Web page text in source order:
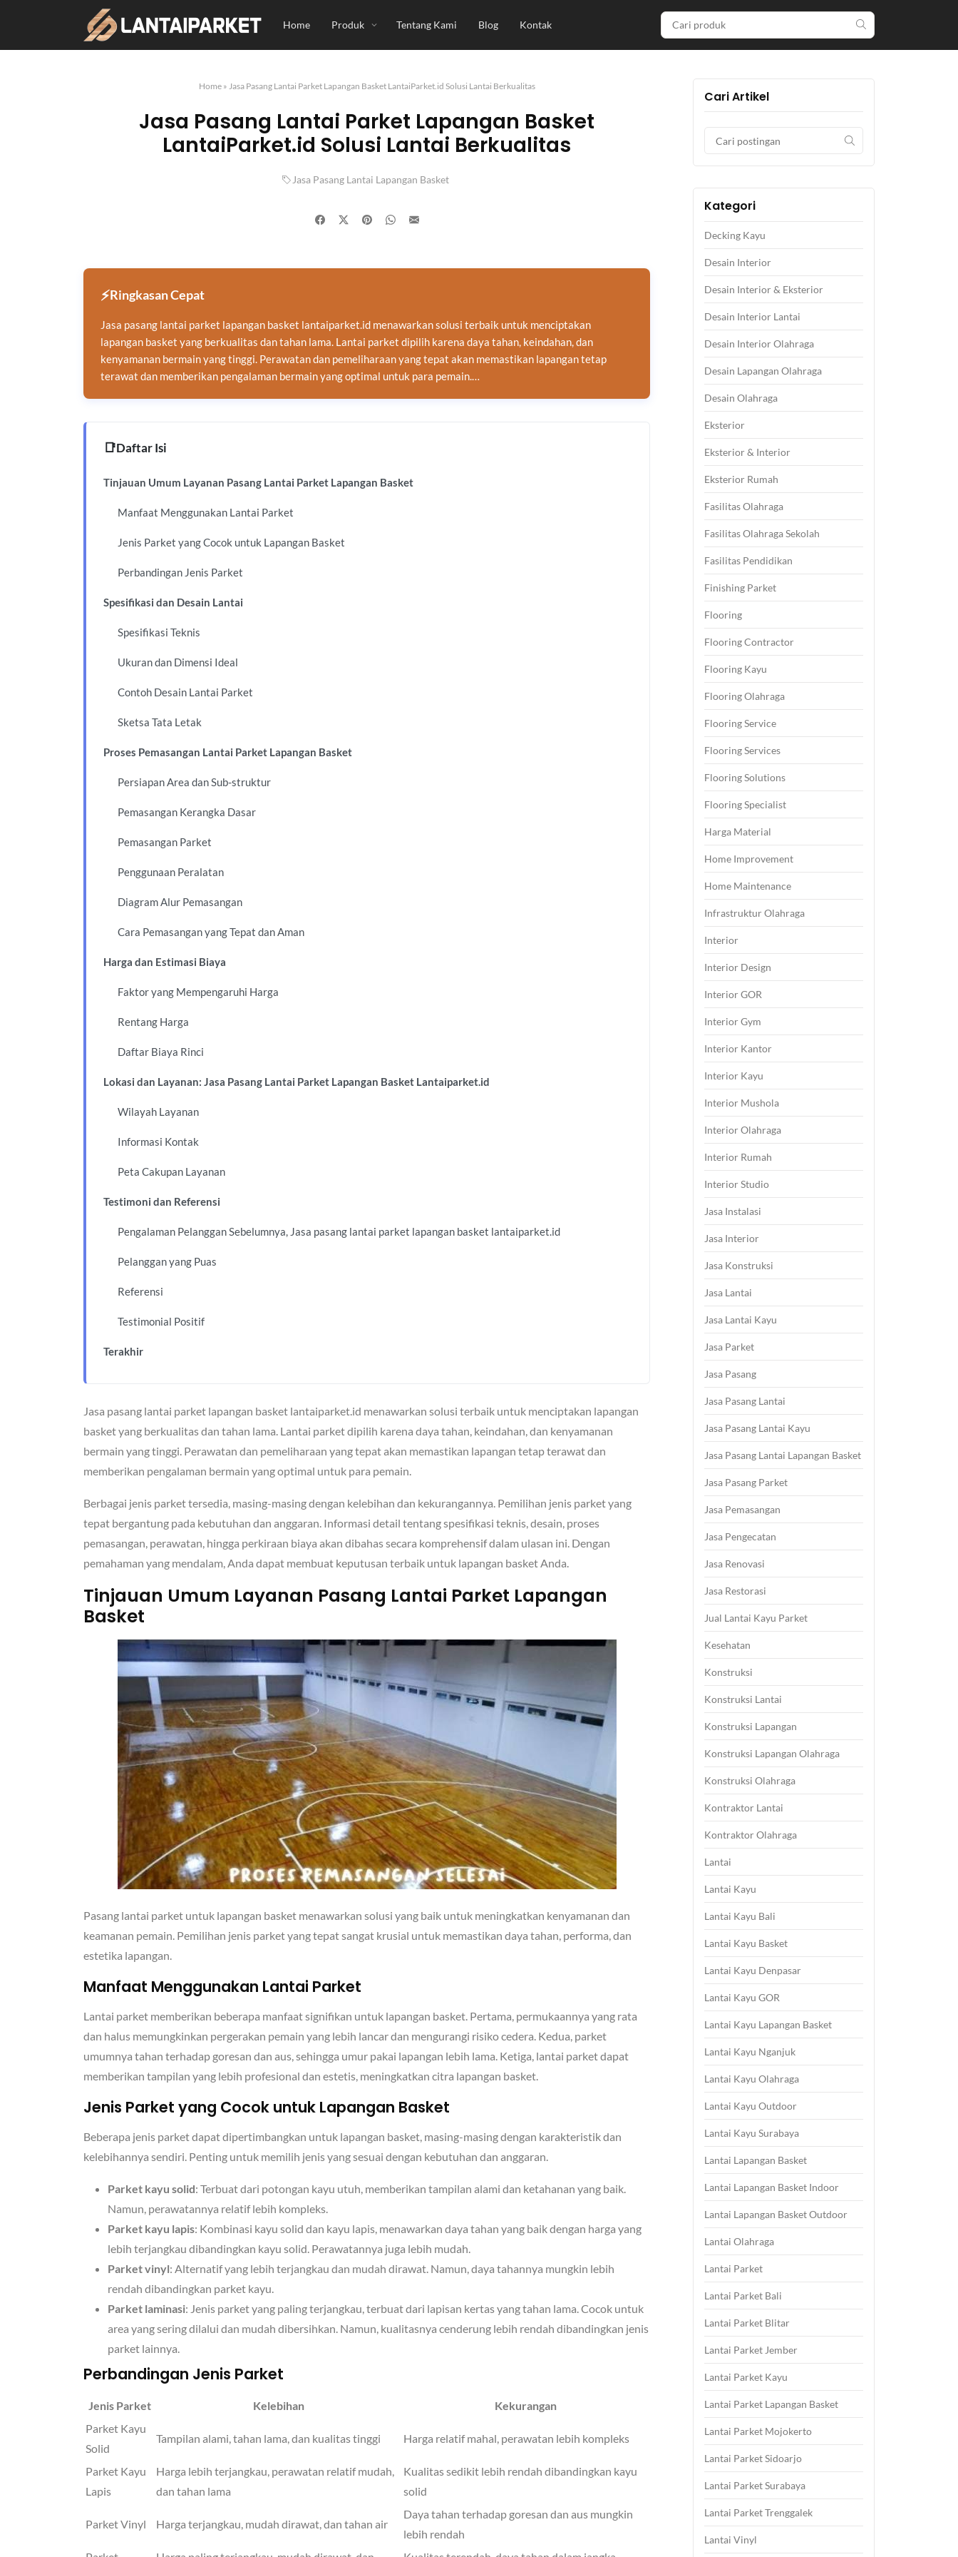
Home Produk Tentang Kami Blog Kontak
Home» Jasa Pasang Lantai Parket Lapangan Basket LantaiParket.id Solusi Lantai Berkualitas
Jasa Pasang Lantai Parket Lapangan Basket
LantaiParket.id Solusi Lantai Berkualitas
Jasa Pasang Lantai Lapangan Basket
Ringkasan Cepat
Jasa pasang lantai parket lapangan basket lantaiparket.id menawarkan solusi terbaik untuk menciptakan
lapangan basket yang berkualitas dan tahan lama. Lantai parket dipilih karena daya tahan, keindahan, dan
kenyamanan bermain yang tinggi. Perawatan dan pemeliharaan yang tepat akan memastikan lapangan tetap
terawat dan memberikan pengalaman bermain yang optimal untuk para pemain.…
Daftar Isi
Tinjauan Umum Layanan Pasang Lantai Parket Lapangan Basket
Manfaat Menggunakan Lantai Parket
Jenis Parket yang Cocok untuk Lapangan Basket
Perbandingan Jenis Parket
Spesifikasi dan Desain Lantai
Spesifikasi Teknis
Ukuran dan Dimensi Ideal
Contoh Desain Lantai Parket
Sketsa Tata Letak
Proses Pemasangan Lantai Parket Lapangan Basket
Persiapan Area dan Sub-struktur
Pemasangan Kerangka Dasar
Pemasangan Parket
Penggunaan Peralatan
Diagram Alur Pemasangan
Cara Pemasangan yang Tepat dan Aman
Harga dan Estimasi Biaya
Faktor yang Mempengaruhi Harga
Rentang Harga
Daftar Biaya Rinci
Lokasi dan Layanan: Jasa Pasang Lantai Parket Lapangan Basket Lantaiparket.id
Wilayah Layanan
Informasi Kontak
Peta Cakupan Layanan
Testimoni dan Referensi
Pengalaman Pelanggan Sebelumnya, Jasa pasang lantai parket lapangan basket lantaiparket.id
Pelanggan yang Puas
Referensi
Testimonial Positif
Terakhir
Jasa pasang lantai parket lapangan basket lantaiparket.id menawarkan solusi terbaik untuk menciptakan lapangan
basket yang berkualitas dan tahan lama. Lantai parket dipilih karena daya tahan, keindahan, dan kenyamanan
bermain yang tinggi. Perawatan dan pemeliharaan yang tepat akan memastikan lapangan tetap terawat dan
memberikan pengalaman bermain yang optimal untuk para pemain.
Berbagai jenis parket tersedia, masing-masing dengan kelebihan dan kekurangannya. Pemilihan jenis parket yang
tepat bergantung pada kebutuhan dan anggaran. Informasi detail tentang spesifikasi teknis, desain, proses
pemasangan, perawatan, hingga perkiraan biaya akan dibahas secara komprehensif dalam ulasan ini. Dengan
pemahaman yang mendalam, Anda dapat membuat keputusan terbaik untuk lapangan basket Anda.
Tinjauan Umum Layanan Pasang Lantai Parket Lapangan
Basket
Pasang lantai parket untuk lapangan basket menawarkan solusi yang baik untuk meningkatkan kenyamanan dan
keamanan pemain. Pemilihan jenis parket yang tepat sangat krusial untuk memastikan daya tahan, performa, dan
estetika lapangan.
Manfaat Menggunakan Lantai Parket
Lantai parket memberikan beberapa manfaat signifikan untuk lapangan basket. Pertama, permukaannya yang rata
dan halus memungkinkan pergerakan pemain yang lebih lancar dan mengurangi risiko cedera. Kedua, parket
umumnya tahan terhadap goresan dan aus, sehingga umur pakai lapangan lebih lama. Ketiga, lantai parket dapat
memberikan tampilan yang lebih profesional dan estetis, meningkatkan citra lapangan basket.
Jenis Parket yang Cocok untuk Lapangan Basket
Beberapa jenis parket dapat dipertimbangkan untuk lapangan basket, masing-masing dengan karakteristik dan
kelebihannya sendiri. Penting untuk memilih jenis yang sesuai dengan kebutuhan dan anggaran.
Parket kayu solid: Terbuat dari potongan kayu utuh, memberikan tampilan alami dan ketahanan yang baik.
Namun, perawatannya relatif lebih kompleks.
Parket kayu lapis: Kombinasi kayu solid dan kayu lapis, menawarkan daya tahan yang baik dengan harga yang
lebih terjangkau dibandingkan kayu solid. Perawatannya juga lebih mudah.
Parket vinyl: Alternatif yang lebih terjangkau dan mudah dirawat. Namun, daya tahannya mungkin lebih
rendah dibandingkan parket kayu.
Parket laminasi: Jenis parket yang paling terjangkau, terbuat dari lapisan kertas yang tahan lama. Cocok untuk
area yang sering dilalui dan mudah dibersihkan. Namun, kualitasnya cenderung lebih rendah dibandingkan jenis
parket lainnya.
Perbandingan Jenis Parket
Jenis Parket Kelebihan
Kekurangan
Parket Kayu
Solid
Tampilan alami, tahan lama, dan kualitas tinggi Harga relatif mahal, perawatan lebih kompleks
Parket Kayu
Lapis
Harga lebih terjangkau, perawatan relatif mudah,
dan tahan lama
Kualitas sedikit lebih rendah dibandingkan kayu
solid
Parket Vinyl Harga terjangkau, mudah dirawat, dan tahan air
Daya tahan terhadap goresan dan aus mungkin
lebih rendah
Cari Artikel
Kategori
Decking Kayu
Desain Interior
Desain Interior & Eksterior
Desain Interior Lantai
Desain Interior Olahraga
Desain Lapangan Olahraga
Desain Olahraga
Eksterior
Eksterior & Interior
Eksterior Rumah
Fasilitas Olahraga
Fasilitas Olahraga Sekolah
Fasilitas Pendidikan
Finishing Parket
Flooring
Flooring Contractor
Flooring Kayu
Flooring Olahraga
Flooring Service
Flooring Services
Flooring Solutions
Flooring Specialist
Harga Material
Home Improvement
Home Maintenance
Infrastruktur Olahraga
Interior
Interior Design
Interior GOR
Interior Gym
Interior Kantor
Interior Kayu
Interior Mushola
Interior Olahraga
Interior Rumah
Interior Studio
Jasa Instalasi
Jasa Interior
Jasa Konstruksi
Jasa Lantai
Jasa Lantai Kayu
Jasa Parket
Jasa Pasang
Jasa Pasang Lantai
Jasa Pasang Lantai Kayu
Jasa Pasang Lantai Lapangan Basket
Jasa Pasang Parket
Jasa Pemasangan
Jasa Pengecatan
Jasa Renovasi
Jasa Restorasi
Jual Lantai Kayu Parket
Kesehatan
Konstruksi
Konstruksi Lantai
Konstruksi Lapangan
Konstruksi Lapangan Olahraga
Konstruksi Olahraga
Kontraktor Lantai
Kontraktor Olahraga
Lantai
Lantai Kayu
Lantai Kayu Bali
Lantai Kayu Basket
Lantai Kayu Denpasar
Lantai Kayu GOR
Lantai Kayu Lapangan Basket
Lantai Kayu Nganjuk
Lantai Kayu Olahraga
Lantai Kayu Outdoor
Lantai Kayu Surabaya
Lantai Lapangan Basket
Lantai Lapangan Basket Indoor
Lantai Lapangan Basket Outdoor
Lantai Olahraga
Lantai Parket
Lantai Parket Bali
Lantai Parket Blitar
Lantai Parket Jember
Lantai Parket Kayu
Lantai Parket Lapangan Basket
Lantai Parket Mojokerto
Lantai Parket Sidoarjo
Lantai Parket Surabaya
Lantai Parket Trenggalek
Lantai Vinyl